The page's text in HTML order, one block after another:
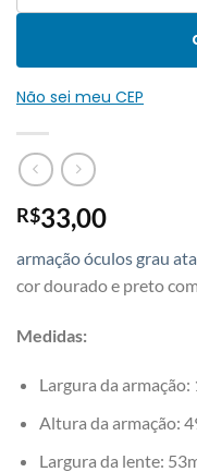
Não sei meu CEP
R$33,00
armação óculos grau
cor dourado e preto
Medidas:
Largura da armação:
Altura da armação:
Largura da lente: